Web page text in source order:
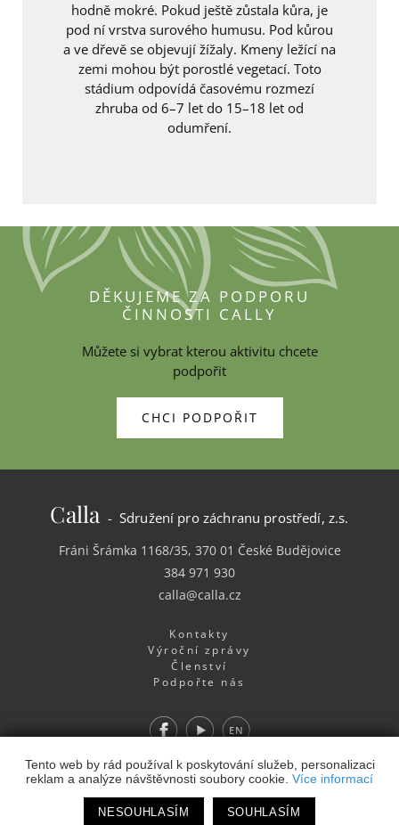
Tento web by rád používal k poskytování služeb, personalizaci
reklam a analýze návštěvnosti soubory cookie. Více informací
NESOUHLASÍM SOUHLASÍM
hodně mokré. Pokud ještě zůstala kůra, je
pod ní vrstva surového humusu. Pod kůrou
a ve dřevě se objevují žížaly. Kmeny ležící na
zemi mohou být porostlé vegetací. Toto
stádium odpovídá časovému rozmezí
zhruba od 6–7 let do 15–18 let od
odumření.
DĚKUJEME ZA PODPORU
ČINNOSTI CALLY
Můžete si vybrat kterou aktivitu chcete
podpořit
CHCI PODPOŘIT
Calla- Sdružení pro záchranu prostředí, z.s.
Fráni Šrámka 1168/35, 370 01 České Budějovice
384 971 930
calla@calla.cz
Kontakty
Výroční zprávy
Členství
Podpořte nás
FacebookYoutube EN
Webdesign& Webhosting&publikační systém Toolkit-
Studio